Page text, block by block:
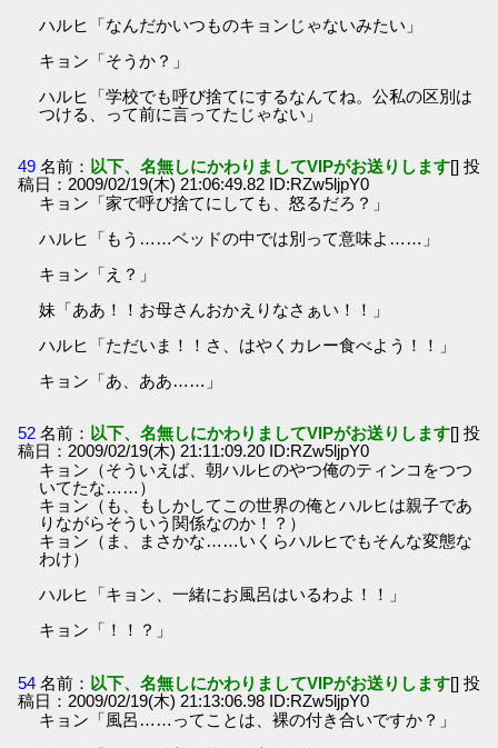
ハルヒ「なんだかいつものキョンじゃないみたい」
キョン「そうか？」
ハルヒ「学校でも呼び捨てにするなんてね。公私の区別は
つける、って前に言ってたじゃない」
49 名前： 以下、名無しにかわりましてVIPがお送りします[] 投
稿日：2009/02/19(木) 21:06:49.82 ID:RZw5ljpY0
キョン「家で呼び捨てにしても、怒るだろ？」
ハルヒ「もう……ベッドの中では別って意味よ……」
キョン「え？」
妹「ああ！！お母さんおかえりなさぁい！！」
ハルヒ「ただいま！！さ、はやくカレー食べよう！！」
キョン「あ、ああ……」
52 名前： 以下、名無しにかわりましてVIPがお送りします[] 投
稿日：2009/02/19(木) 21:11:09.20 ID:RZw5ljpY0
キョン（そういえば、朝ハルヒのやつ俺のティンコをつつ
いてたな……）
キョン（も、もしかしてこの世界の俺とハルヒは親子であ
りながらそういう関係なのか！？）
キョン（ま、まさかな……いくらハルヒでもそんな変態な
わけ）
ハルヒ「キョン、一緒にお風呂はいるわよ！！」
キョン「！！？」
54 名前： 以下、名無しにかわりましてVIPがお送りします[] 投
稿日：2009/02/19(木) 21:13:06.98 ID:RZw5ljpY0
キョン「風呂……ってことは、裸の付き合いですか？」